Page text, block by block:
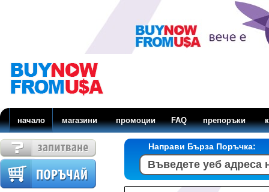
начало магазини промоции FAQ препоръки
Направи Бърза Поръчка: